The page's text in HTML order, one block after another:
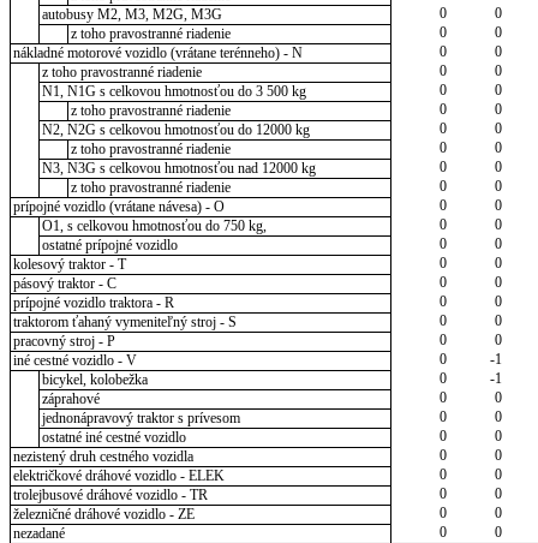
autobusy M2, M3, M2G, M3G
0
0
z toho pravostranné riadenie
0
0
nákladné motorové vozidlo (vrátane terénneho) - N
0
0
z toho pravostranné riadenie
0
0
N1, N1G s celkovou hmotnosťou do 3 500 kg
0
0
z toho pravostranné riadenie
0
0
N2, N2G s celkovou hmotnosťou do 12000 kg
0
0
z toho pravostranné riadenie
0
0
N3, N3G s celkovou hmotnosťou nad 12000 kg
0
0
z toho pravostranné riadenie
0
0
prípojné vozidlo (vrátane návesa) - O
0
0
O1, s celkovou hmotnosťou do 750 kg,
0
0
ostatné prípojné vozidlo
0
0
kolesový traktor - T
0
0
pásový traktor - C
0
0
prípojné vozidlo traktora - R
0
0
traktorom ťahaný vymeniteľný stroj - S
0
0
pracovný stroj - P
0
0
iné cestné vozidlo - V
0
-1
bicykel, kolobežka
0
-1
záprahové
0
0
jednonápravový traktor s prívesom
0
0
ostatné iné cestné vozidlo
0
0
nezistený druh cestného vozidla
0
0
električkové dráhové vozidlo - ELEK
0
0
trolejbusové dráhové vozidlo - TR
0
0
železničné dráhové vozidlo - ZE
0
0
nezadané
0 0